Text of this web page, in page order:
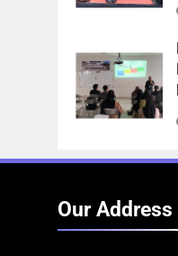
Our Address